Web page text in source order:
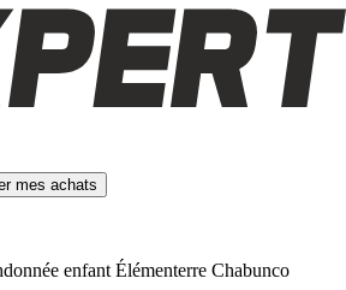
mes achats
enfant Élémenterre Chabunco